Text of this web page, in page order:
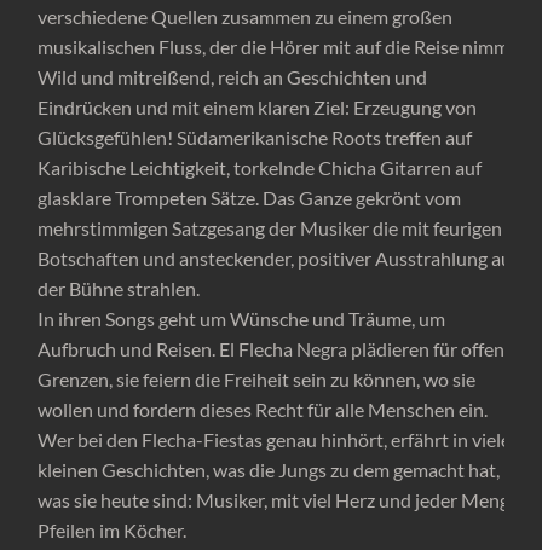
verschiedene Quellen zusammen zu einem großen
musikalischen Fluss, der die Hörer mit auf die Reise nimmt.
Wild und mitreißend, reich an Geschichten und
Eindrücken und mit einem klaren Ziel: Erzeugung von
Glücksgefühlen! Südamerikanische Roots treffen auf
Karibische Leichtigkeit, torkelnde Chicha Gitarren auf
glasklare Trompeten Sätze. Das Ganze gekrönt vom
mehrstimmigen Satzgesang der Musiker die mit feurigen
Botschaften und ansteckender, positiver Ausstrahlung auf
der Bühne strahlen.
In ihren Songs geht um Wünsche und Träume, um
Aufbruch und Reisen. El Flecha Negra plädieren für offene
Grenzen, sie feiern die Freiheit sein zu können, wo sie
wollen und fordern dieses Recht für alle Menschen ein.
Wer bei den Flecha-Fiestas genau hinhört, erfährt in vielen
kleinen Geschichten, was die Jungs zu dem gemacht hat,
was sie heute sind: Musiker, mit viel Herz und jeder Menge
Pfeilen im Köcher.